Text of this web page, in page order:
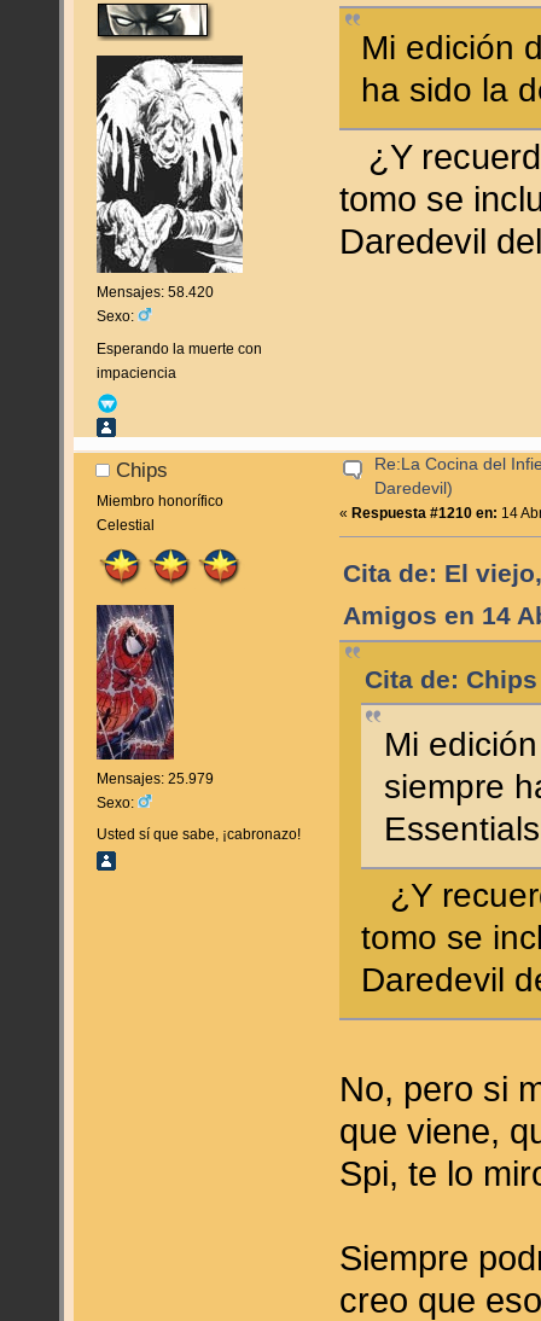
Mensajes: 58.420
Sexo:
Esperando la muerte con
impaciencia
Mi edición
ha sido la
¿Y
tomo se
Daredevil
Chips
Miembro honorífico
Celestial
Mensajes: 25.979
Sexo:
Usted sí que sabe, ¡cabronazo!
Re:La Cocina del
Daredevil)
« Respuesta #1210 en: 14
Cita de: El
Amigos en 14
Cita de:
Mi
siempre
¿Y
tomo se
Daredevil
No, pero si
que viene,
Spi, te lo
Siempre
creo que